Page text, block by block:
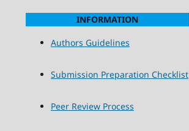
INFORMATION
Authors Guidelines
Submission Preparation Checklist
Peer Review Process